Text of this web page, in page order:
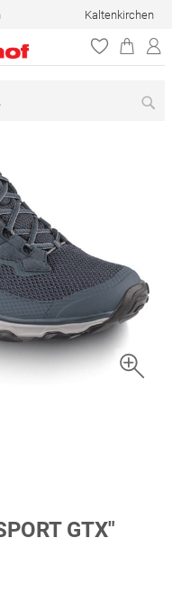
Kaltenkirchen
GTX"